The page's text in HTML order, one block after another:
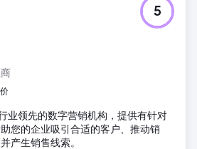
5
业领先的数字营销机构，提供有针对
您的企业吸引合适的客户、推动销
产生销售线索。